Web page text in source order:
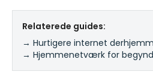
Relaterede guides:
→ Hurtigere internet
→ Hjemmenetværk for